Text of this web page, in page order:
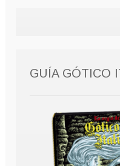
GUÍA GÓTICO